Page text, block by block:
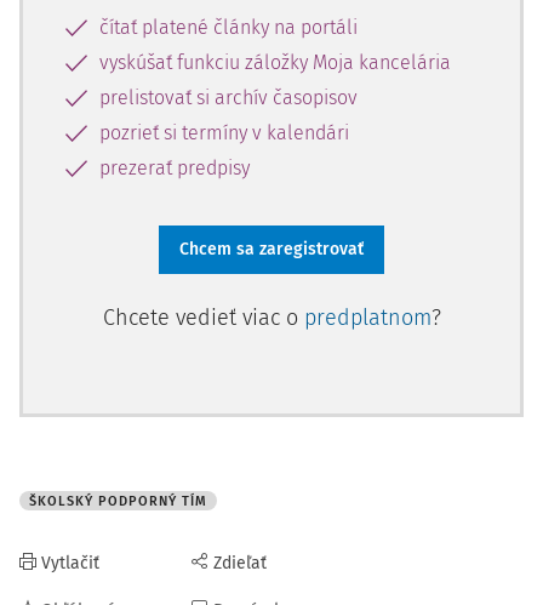
čítať platené články na portáli
vyskúšať funkciu záložky Moja kancelária
prelistovať si archív časopisov
pozrieť si termíny v kalendári
prezerať predpisy
Chcem sa zaregistrovať
Chcete vedieť viac o predplatnom?
ŠKOLSKÝ PODPORNÝ TÍM
Vytlačiť Zdieľať